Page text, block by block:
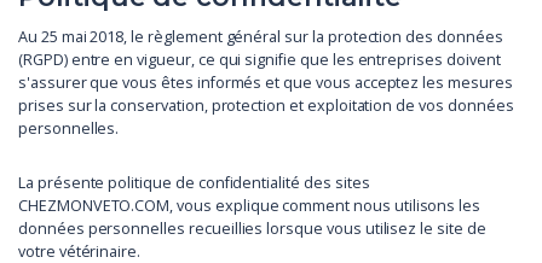
Au 25 mai 2018, le règlement général sur la protection des données
(RGPD) entre en vigueur, ce qui signifie que les entreprises doivent
s'assurer que vous êtes informés et que vous acceptez les mesures
prises sur la conservation, protection et exploitation de vos données
personnelles.
La présente politique de confidentialité des sites
CHEZMONVETO.COM, vous explique comment nous utilisons les
données personnelles recueillies lorsque vous utilisez le site de
votre vétérinaire.